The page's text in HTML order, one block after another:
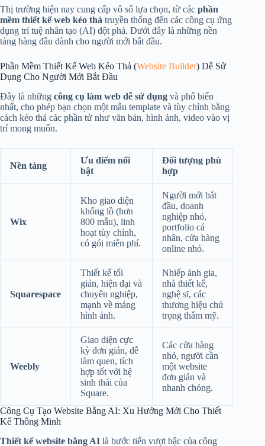
Thị trường hiện nay cung cấp vô số lựa chọn, từ các phần
mềm thiết kế web kéo thả truyền thống đến các công cụ ứng
dụng trí tuệ nhân tạo (AI) đột phá. Dưới đây là những nền
tảng hàng đầu dành cho người mới bắt đầu.
Phần Mềm Thiết Kế Web Kéo Thả (Website Builder) Dễ Sử
Dụng Cho Người Mới Bắt Đầu
Đây là những công cụ làm web dễ sử dụng và phổ biến
nhất, cho phép bạn chọn một mẫu template và tùy chỉnh bằng
cách kéo thả các phần tử như văn bản, hình ảnh, video vào vị
trí mong muốn.
Nền tảng
Ưu điểm nổi
bật
Đối tượng phù
hợp
Wix
Kho giao diện
khổng lồ (hơn
800 mẫu), linh
hoạt tùy chỉnh,
có gói miễn phí.
Người mới bắt
đầu, doanh
nghiệp nhỏ,
portfolio cá
nhân, cửa hàng
online nhỏ.
Squarespace
Thiết kế tối
giản, hiện đại và
chuyên nghiệp,
mạnh về mảng
hình ảnh.
Nhiếp ảnh gia,
nhà thiết kế,
nghệ sĩ, các
thương hiệu chú
trọng thẩm mỹ.
Weebly
Giao diện cực
kỳ đơn giản, dễ
làm quen, tích
hợp tốt với hệ
sinh thái của
Square.
Các cửa hàng
nhỏ, người cần
một website
đơn giản và
nhanh chóng.
Công Cụ Tạo Website Bằng AI: Xu Hướng Mới Cho Thiết
Kế Thông Minh
Thiết kế website bằng AI là bước tiến vượt bậc của công